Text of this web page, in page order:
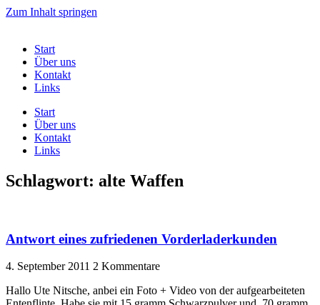
Zum Inhalt springen
Start
Über uns
Kontakt
Links
Start
Über uns
Kontakt
Links
Schlagwort: alte Waffen
Antwort eines zufriedenen Vorderladerkunden
4. September 2011 2 Kommentare
Hallo Ute Nitsche, anbei ein Foto + Video von der aufgearbeiteten